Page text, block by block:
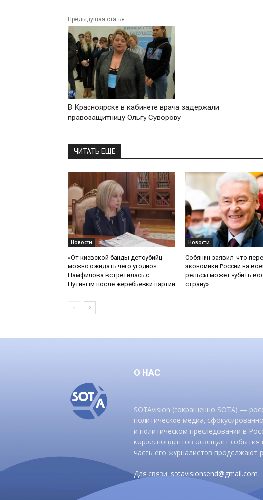
Предыдущая статья
В Красноярске в кабинете врача задержали
правозащитницу Ольгу Суворову
ЧИТАТЬ ЕЩЕ
Новости
«От киевской банды детоубийц
можно ожидать чего угодно».
Памфилова встретилась с
Путиным после жеребьевки партий
Новости
Собянин заявил, что
экономики России на
рельсы может «убить
страну»
О НАС
SOTAvision (сокращенно SOTA) —
политическое медиа,
и политическом преследовании в
корреспондентов освещает
часть его журналистов продолжают
Для связи:sotavisionsend@gmail.com